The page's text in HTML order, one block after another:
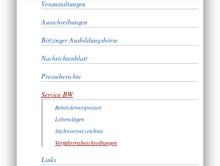
Veranstaltungen
Ausschreibungen
Bötzinger Ausbildungsbörse
Nachrichtenblatt
Presseberichte
Service BW
Behördenwegweiser
Lebenslagen
Stichwortverzeichnis
Verfahrensbeschreibungen
Links